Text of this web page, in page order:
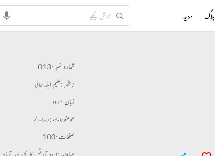
شمارہ نمبر :013
ناشر :علیم اللہ حالی
زبان :اردو
موضوعات :رسالے
صفحات :100
معاون :اردو آرٹس کالج، حیدرآباد
بلاگ مزید